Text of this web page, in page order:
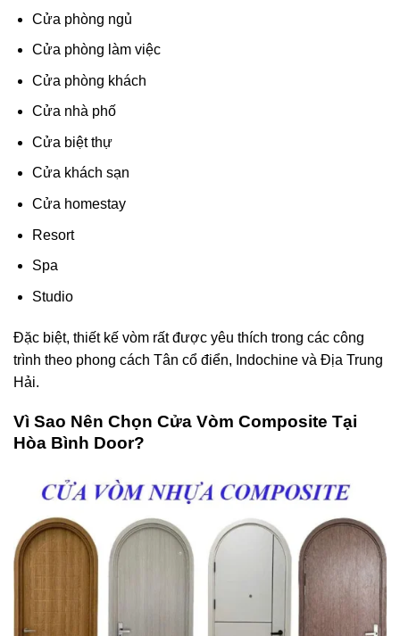
Cửa phòng ngủ
Cửa phòng làm việc
Cửa phòng khách
Cửa nhà phố
Cửa biệt thự
Cửa khách sạn
Cửa homestay
Resort
Spa
Studio
Đặc biệt, thiết kế vòm rất được yêu thích trong các công
trình theo phong cách Tân cổ điển, Indochine và Địa Trung
Hải.
Vì Sao Nên Chọn Cửa Vòm Composite Tại
Hòa Bình Door?